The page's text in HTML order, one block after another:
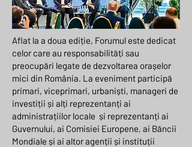
Aflat la a doua ediție, Forumul este dedicat
celor care au responsabilități sau
preocupări legate de dezvoltarea orașelor
mici din România. La eveniment participă
primari, viceprimari, urbaniști, manageri de
investiții și alți reprezentanți ai
administrațiilor locale și reprezentanți ai
Guvernului, ai Comisiei Europene, ai Băncii
Mondiale și ai altor agenții și instituții